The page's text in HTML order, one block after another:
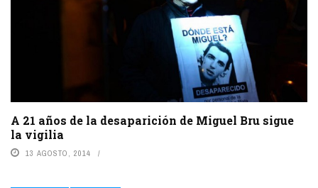
A 21 años de la desaparición de Miguel Bru sigue
la vigilia
13 AGOSTO, 2014